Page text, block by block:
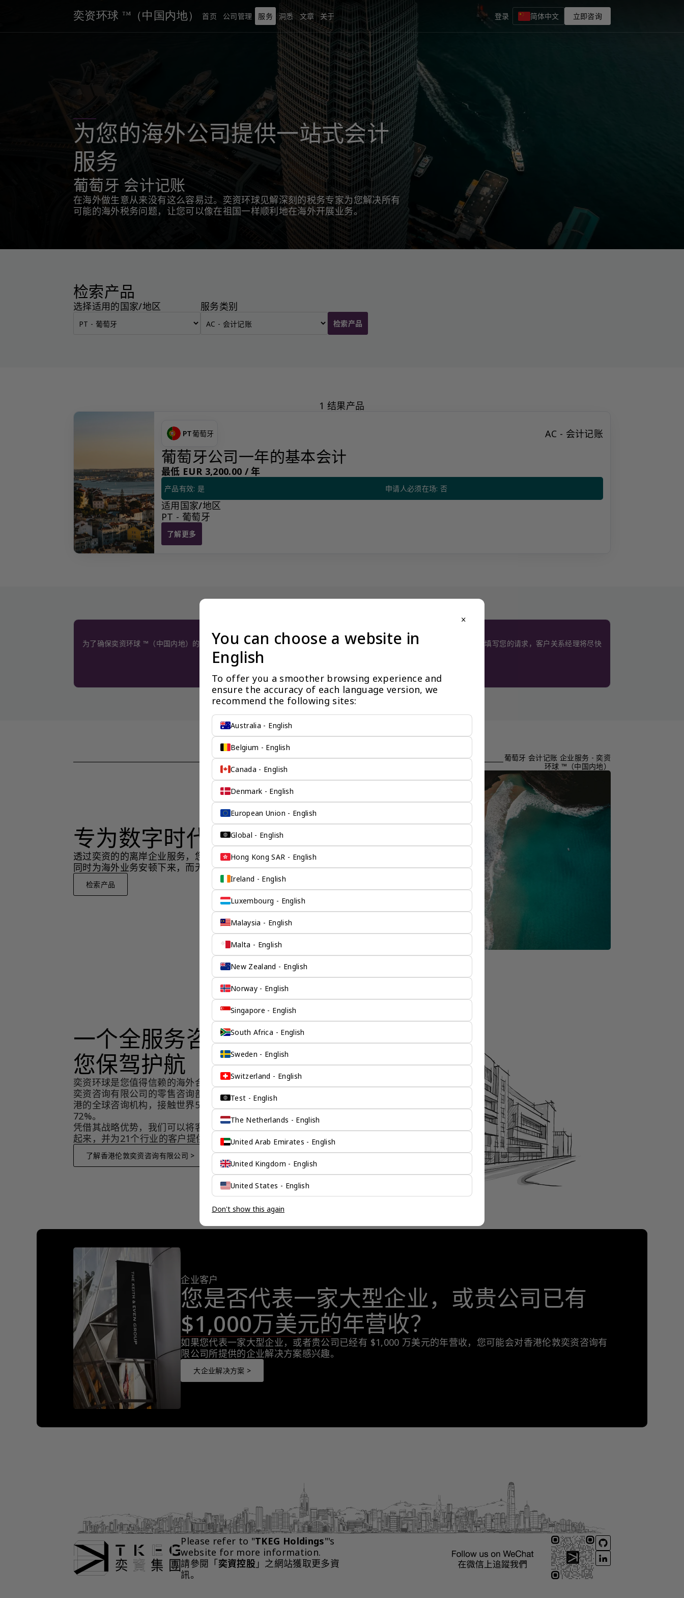
奕资环球 ™（中国内地） 首页 公司管理 服务 洞悉 文章 关于 登录 简体中文 立即咨询
为您的海外公司提供一站式会计
服务
葡萄牙 会计记账
在海外做生意从来没有这么容易过。奕资环球见解深刻的税务专家为您解决所有
可能的海外税务问题，让您可以像在祖国一样顺利地在海外开展业务。
检索产品
选择适用的国家/地区 服务类别
检索产品
1 结果产品
PT葡萄牙 AC - 会计记账
葡萄牙公司一年的基本会计
最低 EUR 3,200.00 / 年
产品有效: 是 申请人必须在场: 否
适用国家/地区
PT - 葡萄牙
了解更多
葡萄牙公司一年的基本会计
没有看到阁下期望的产品？更多产品信息可应要求提供。
为了确保奕资环球 ™（中国内地）的服务质量标准，我们限制某些产品公开展示，以避免混淆和不道德的竞争。请使用此表格填写您的请求，客户关系经理将尽快
葡萄牙 会计记账 企业服务 - 奕资
环球 ™（中国内地）
专为数字时代而设计
透过奕资的的离岸企业服务，您可以在本国工作和生活，
同时为海外业务安顿下来，而无需在整个过程中出国。
检索产品
一个全服务咨询公司为
您保驾护航
奕资环球是您值得信赖的海外合作伙伴。我们是香港伦敦
奕资咨询有限公司的零售咨询部门，这是一家总部位于香
港的全球咨询机构，接触世界50个市场，约占全球GDP的
72%。
凭借其战略优势，我们可以将客户与全球市场的机遇联系
起来，并为21个行业的客户提供服务。
了解香港伦敦奕资咨询有限公司 >
企业客户
您是否代表一家大型企业，或贵公司已有
$1,000万美元的年营收？
如果您代表一家大型企业，或者贵公司已经有 $1,000 万美元的年营收，您可能会对香港伦敦奕资咨询有
限公司所提供的企业解决方案感兴趣。
大企业解决方案 >
close
You can choose a website in
English
To offer you a smoother browsing experience and
ensure the accuracy of each language version, we
recommend the following sites:
Australia - English
Belgium - English
Canada - English
Denmark - English
European Union - English
Global - English
Hong Kong SAR - English
Ireland - English
Luxembourg - English
Malaysia - English
Malta - English
New Zealand - English
Norway - English
Singapore - English
South Africa - English
Sweden - English
Switzerland - English
Test - English
The Netherlands - English
United Arab Emirates - English
United Kingdom - English
United States - English
Don't show this again
Please refer to "TKEG Holdings"'s
website for more information.
請參閱「奕資控股 」之網站獲取更多資
訊。